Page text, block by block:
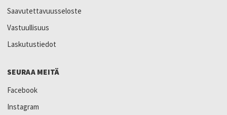
Saavutettavuusseloste
Vastuullisuus
Laskutustiedot
SEURAA MEITÄ
Facebook
Instagram